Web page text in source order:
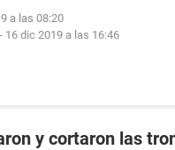
a las 08:20
- 16 dic 2019 a las 16:46
y cortaron las